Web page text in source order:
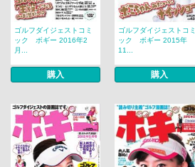
ゴルフダイジェストコミ
ック ボギー 2016年2
月...
購入
ゴルフダイジェストコミ
ック ボギー 2015年
11...
購入